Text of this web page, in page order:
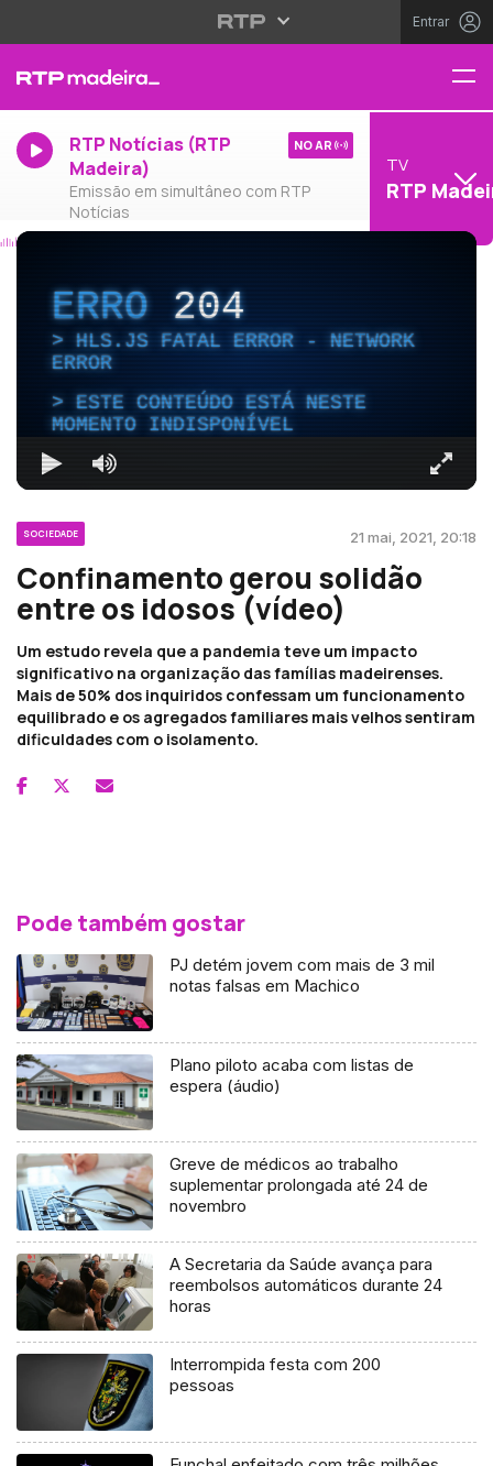
Entrar
RTP Notícias (RTP
Madeira)
Emissão em simultâneo com RTP
Notícias
NO AR
TV
RTP
ERRO204
HLS.JS FATAL ERROR - NETWORK
ERROR
ESTE CONTEÚDO ESTÁ NESTE
MOMENTO INDISPONÍVEL
SOCIEDADE 21 mai, 2021, 20:18
Confinamento gerou solidão
entre os idosos (vídeo)
Um estudo revela que a pandemia teve um impacto
significativo na organização das famílias madeirenses.
Mais de 50% dos inquiridos confessam um funcionamento
equilibrado e os agregados familiares mais velhos sentiram
dificuldades com o isolamento.
Pode também gostar
PJ detém jovem com mais de 3 mil
notas falsas em Machico
Plano piloto acaba com listas de
espera (áudio)
Greve de médicos ao trabalho
suplementar prolongada até 24 de
novembro
A Secretaria da Saúde avança para
reembolsos automáticos durante 24
horas
Interrompida festa com 200
pessoas